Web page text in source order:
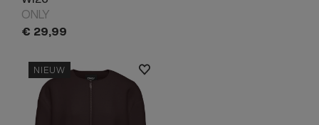
ONLY
€ 29,99
NIEUW